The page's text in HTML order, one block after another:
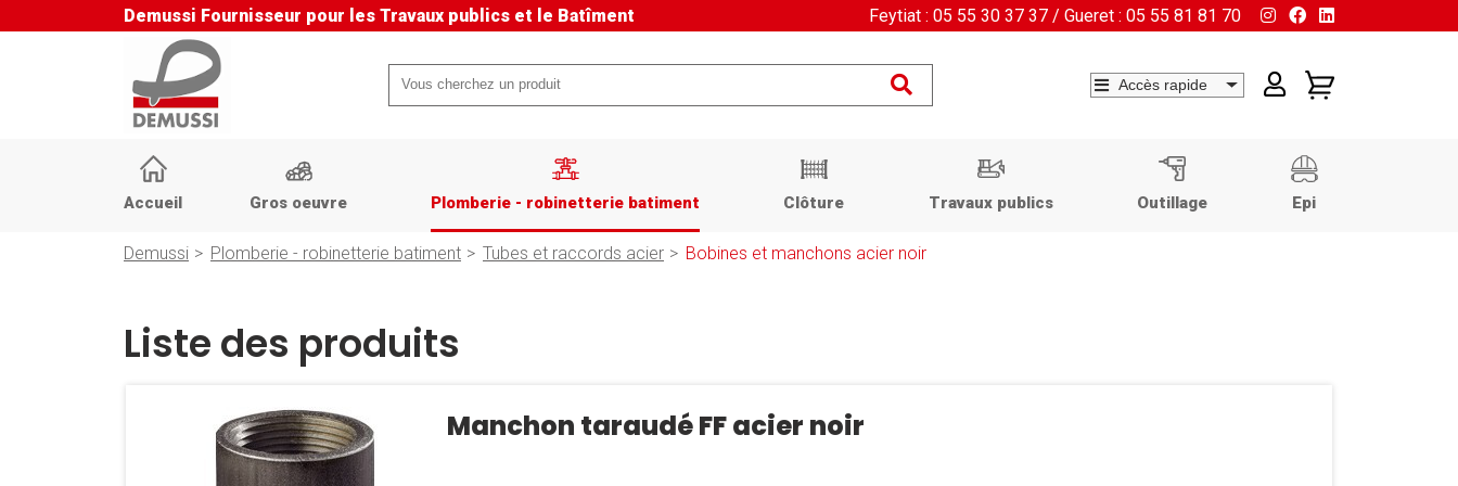
Demussi Fournisseur pour les Travaux publics et le Batîment Feytiat : 05 55 30 37 37 / Gueret : 05 55 81 81 70
Mots-
clés
Aller
contenu
Accueil Gros oeuvre Plomberie - robinetterie batiment Clôture Travaux publics Outillage Epi
Demussi Plomberie - robinetterie batiment Tubes et raccords acier Bobines et manchons acier noir
Liste des produits
Manchon taraudé FF acier noir